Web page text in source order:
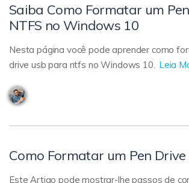
Saiba Como Formatar um
NTFS no Windows 10
Nesta página você pode aprender como
drive usb para ntfs no Windows 10. Leia
Como Formatar um Pen
Este Artigo pode mostrar-lhe passos de